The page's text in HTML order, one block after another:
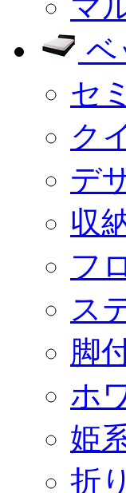
ベ
セ
ク
デ
収
フ
ス
脚
ホ
姫
折